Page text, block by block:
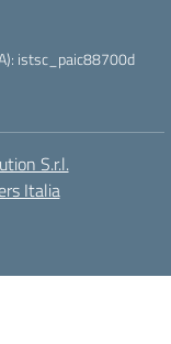
istsc_paic88700d
S.r.l.
Italia